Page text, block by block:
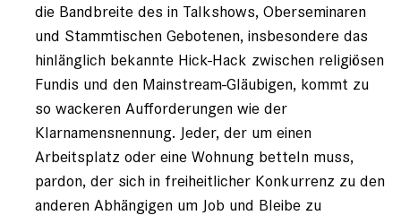
die Bandbreite des in Talkshows, Oberseminaren
und Stammtischen Gebotenen, insbesondere das
hinlänglich bekannte Hick-Hack zwischen religiösen
Fundis und den Mainstream-Gläubigen, kommt zu
so wackeren Aufforderungen wie der
Klarnamensnennung. Jeder, der um einen
Arbeitsplatz oder eine Wohnung betteln muss,
pardon, der sich in freiheitlicher Konkurrenz zu den
anderen Abhängigen um Job und Bleibe zu